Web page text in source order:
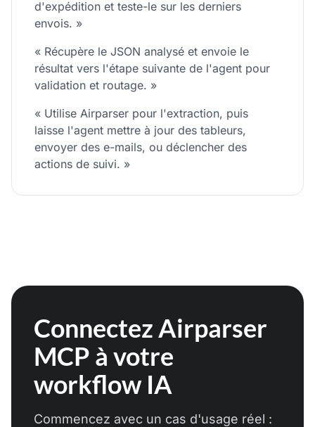
d'expédition et teste-le sur les derniers
envois. »
« Récupère le JSON analysé et envoie le
résultat vers l'étape suivante de l'agent pour
validation et routage. »
« Utilise Airparser pour l'extraction, puis
laisse l'agent mettre à jour des tableurs,
envoyer des e-mails, ou déclencher des
actions de suivi. »
Connectez Airparser
MCP à votre
workflow IA
Commencez avec un cas d'usage réel :